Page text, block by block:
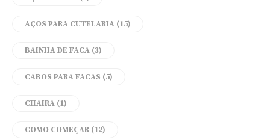
AÇOS PARA CUTELARIA (15)
BAINHA DE FACA (3)
CABOS PARA FACAS (5)
CHAIRA (1)
COMO COMEÇAR (12)